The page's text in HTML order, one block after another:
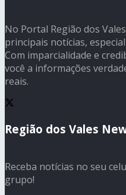
No Portal Região dos
principais notícias,
Com imparcialidade e
você a informações
reais.
Região dos Vales
Receba notícias no seu
grupo!